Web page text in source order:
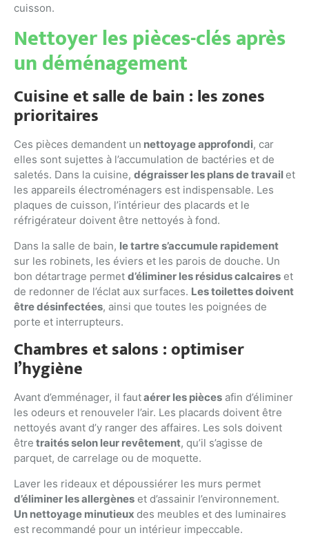
cuisson.
Nettoyer les pièces-clés après
un déménagement
Cuisine et salle de bain : les zones
prioritaires
Ces pièces demandent un nettoyage approfondi, car
elles sont sujettes à l’accumulation de bactéries et de
saletés. Dans la cuisine, dégraisser les plans de travailet
les appareils électroménagers est indispensable. Les
plaques de cuisson, l’intérieur des placards et le
réfrigérateur doivent être nettoyés à fond.
Dans la salle de bain, le tartre s’accumule rapidement
sur les robinets, les éviers et les parois de douche. Un
bon détartrage permet d’éliminer les résidus calcaires et
de redonner de l’éclat aux surfaces. Les toilettes doivent
être désinfectées, ainsi que toutes les poignées de
porte et interrupteurs.
Chambres et salons : optimiser
l’hygiène
Avant d’emménager, il fautaérer les pièces afin d’éliminer
les odeurs et renouveler l’air. Les placards doivent être
nettoyés avant d’y ranger des affaires. Les sols doivent
être traités selon leur revêtement, qu’il s’agisse de
parquet, de carrelage ou de moquette.
Laver les rideaux et dépoussiérer les murs permet
d’éliminer les allergènes et d’assainir l’environnement.
Un nettoyage minutieux des meubles et des luminaires
est recommandé pour un intérieur impeccable.